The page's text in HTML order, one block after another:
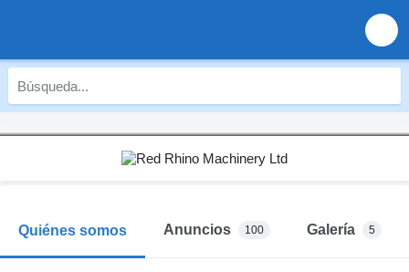
Quiénes somos Anuncios 100 Galería 5